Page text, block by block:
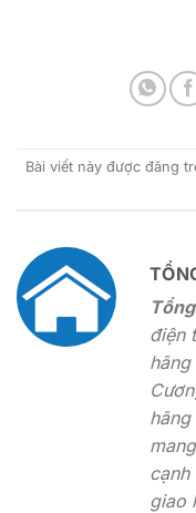
Bài viết này được đăng
điện
cạnh
giao